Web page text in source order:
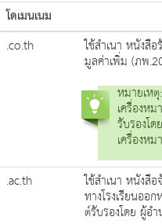
โดเมนเนม
.co.th ใช้สำเนา หนังสื
มูลค่าเพิ่ม (ภพ
หมายเห
เครื่องห
รับรองโ
เครื่องห
.ac.th
ใช้สำเนา หนังสื
ทางโรงเรียนออ
ต์รับรองโดย ผู้อำ